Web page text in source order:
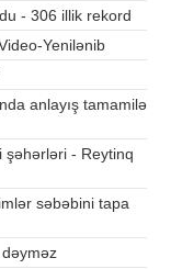
- 306 illik rekord
Yenilənib
anlayış tamamilə
şəhərləri - Reytinq
səbəbini tapa